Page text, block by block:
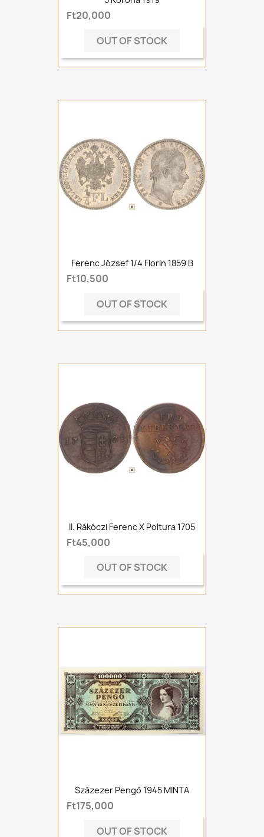
Ft20,000
OUT OF STOCK
Ferenc József 1/4 Florin 1859 B
Ft10,500
OUT OF STOCK
II. Rákóczi Ferenc X Poltura 1705
Ft45,000
OUT OF STOCK
Százezer Pengő 1945 MINTA
Ft175,000
OUT OF STOCK